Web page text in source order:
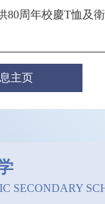
80周年校慶T恤及
主页
SECONDARY